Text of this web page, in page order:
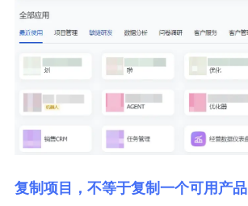
复制项目，不等于复制一个可用产品